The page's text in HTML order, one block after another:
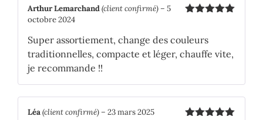
Arthur Lemarchand(client confirmé) – 5
octobre 2024
Super assortiement, change des couleurs
traditionnelles, compacte et léger, chauffe vite,
je recommande !!
Léa(client confirmé) – 23 mars 2025